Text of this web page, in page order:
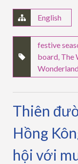
English
festive
board The
Thiên
Hồng
hội với